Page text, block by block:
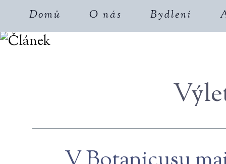
Domů O nás Bydlení